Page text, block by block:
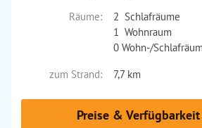
Räume:
2 Schlafräume
1 Wohnraum
0 Wohn-/
zum Strand:
7,7 km
Preise &